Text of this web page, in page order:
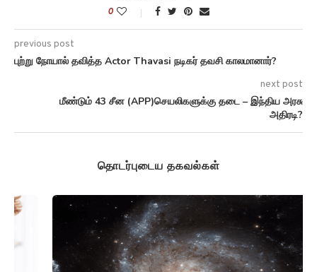
0
previous post
புற்று நோயால் தவித்த Actor Thavasi நடிகர் தவசி காலமானார்?
next post
மீண்டும் 43 சீன (APP)செயலிகளுக்கு தடை – இந்திய அரசு
அதிரடி?
தொடர்புடைய தகவல்கள்